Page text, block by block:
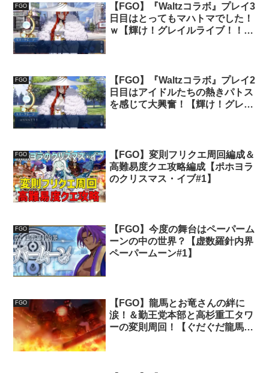
FGO
【FGO】『Waltzコラボ』プレイ3
日目はとってもマハトマでした！
ｗ【輝け！グレイルライブ！！
FGO
【FGO】『Waltzコラボ』プレイ2
日目はアイドルたちの熱きパトス
を感じて大興奮！【輝け！グレイ
FGO
【FGO】変則フリクエ周回編成＆
高難易度クエ攻略編成【ポホヨラ
のクリスマス・イブ#1】
FGO
【FGO】今度の舞台はペーパーム
ーンの中の世界？【虚数羅針内界
ペーパームーン#1】
FGO
【FGO】龍馬とお竜さんの絆に
涙！＆勤王党本部と高杉重工タワ
ーの変則周回！【ぐだぐだ龍馬危